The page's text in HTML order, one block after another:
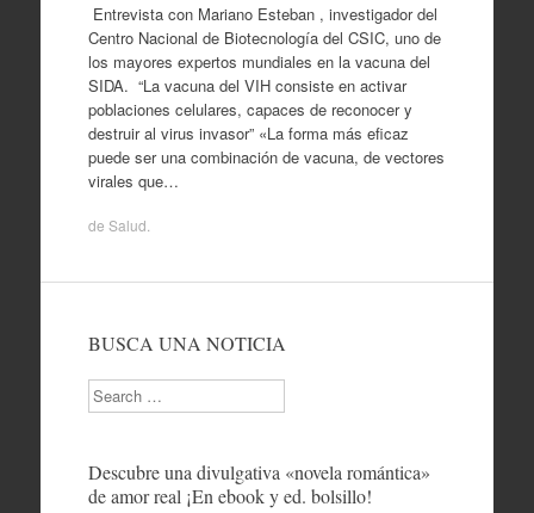
Entrevista con Mariano Esteban , investigador del
Centro Nacional de Biotecnología del CSIC, uno de
los mayores expertos mundiales en la vacuna del
SIDA. “La vacuna del VIH consiste en activar
poblaciones celulares, capaces de reconocer y
destruir al virus invasor” «La forma más eficaz
puede ser una combinación de vacuna, de vectores
virales que…
de Salud
BUSCA UNA NOTICIA
Search
Descubre una divulgativa «novela romántica»
de amor real ¡En ebook y ed. bolsillo!